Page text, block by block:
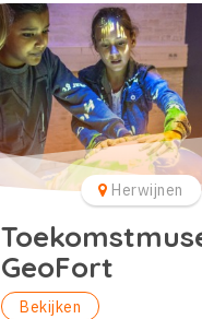
Herwijnen
GeoFort
Bekijken